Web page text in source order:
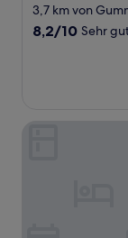
Sterne-
Unterkunft
3,7 km von
8.2
Bewertungen)
8,2/10 Sehr